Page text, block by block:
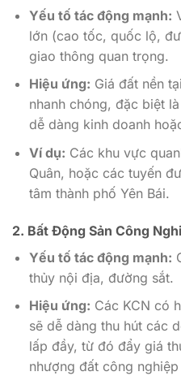
Yếu tố tác động mạnh:
lớn (cao tốc, quốc lộ,
giao thông quan trọng.
Hiệu ứng: Giá đất nền
nhanh chóng, đặc biệt
dễ dàng kinh doanh
Ví dụ: Các khu vực
Quân, hoặc các tuyến
tâm thành phố Yên Bái.
2. Bất Động Sản Công
Yếu tố tác động mạnh:
thủy nội địa, đường sắt.
Hiệu ứng: Các KCN có
sẽ dễ dàng thu hút các
lấp đầy, từ đó đẩy giá
nhượng đất công nghiệp